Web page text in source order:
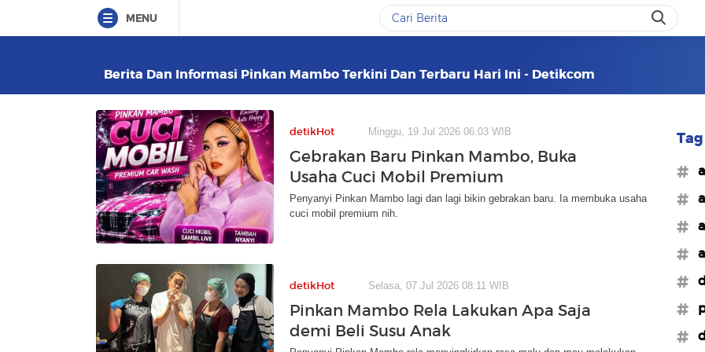
MENU
Berita Dan Informasi Pinkan Mambo Terkini Dan Terbaru Hari Ini - Detikcom
detikHot Minggu, 19 Jul 2026 06:03 WIB
Gebrakan Baru Pinkan Mambo, Buka
Usaha Cuci Mobil Premium
Penyanyi Pinkan Mambo lagi dan lagi bikin gebrakan baru. Ia membuka usaha
cuci mobil premium nih.
detikHot Selasa, 07 Jul 2026 08:11 WIB
Pinkan Mambo Rela Lakukan Apa Saja
demi Beli Susu Anak